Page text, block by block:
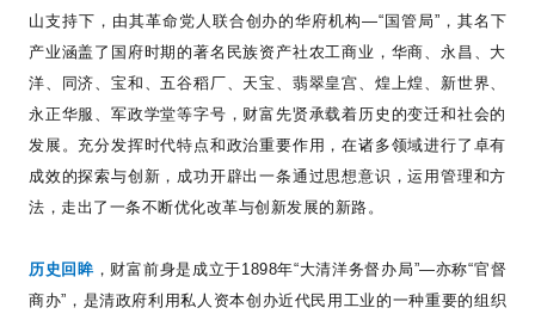
山支持下，由其革命党人联合创办的华府机构—“ 国管局” ，其名下
产业涵盖了国府时期的著名民族资产社农工商业，华商、永昌、大
洋、同济、宝和、五谷稻厂、天宝、翡翠皇宫、煌上煌、新世界、
永正华服、军政学堂等字号，财富先贤承载着历史的变迁和社会的
发展。充分发挥时代特点和政治重要作用，在诸多领域进行了卓有
成效的探索与创新，成功开辟出一条通过思想意识，运用管理和方
法，走出了一条不断优化改革与创新发展的新路。
历史回眸，财富前身是成立于1898年“大清洋务督办局”—亦称“官督
商办” ，是清政府利用私人资本创办近代民用工业的一种重要的组织